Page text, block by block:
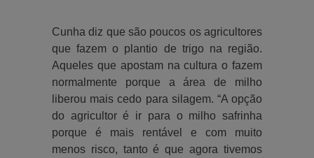
Cunha diz que são poucos os agricultores
que fazem o plantio de trigo na região.
Aqueles que apostam na cultura o fazem
normalmente porque a área de milho
liberou mais cedo para silagem. “A opção
do agricultor é ir para o milho safrinha
porque é mais rentável e com muito
menos risco, tanto é que agora tivemos